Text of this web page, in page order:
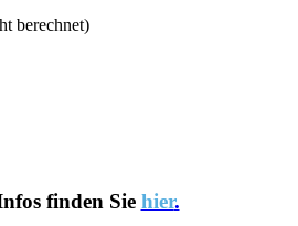
berechnet)
finden Sie hier.